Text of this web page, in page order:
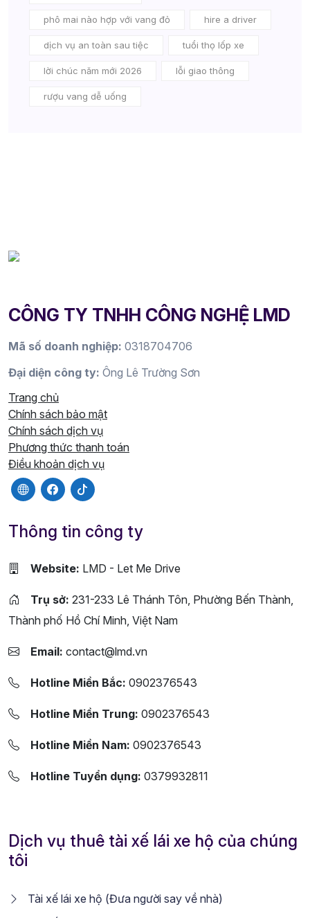
phô mai nào hợp với vang đỏ hire a driver
dịch vụ an toàn sau tiệc tuổi thọ lốp xe
lời chúc năm mới 2026 lỗi giao thông
rượu vang dễ uống
CÔNG TY TNHH CÔNG NGHỆ LMD
Mã số doanh nghiệp: 0318704706
Đại diện công ty: Ông Lê Trường Sơn
Trang chủ
Chính sách bảo mật
Chính sách dịch vụ
Phương thức thanh toán
Điều khoản dịch vụ
Thông tin công ty
Website: LMD - Let Me Drive
Trụ sở: 231-233 Lê Thánh Tôn, Phường Bến Thành,
Thành phố Hồ Chí Minh, Việt Nam
Email: contact@lmd.vn
Hotline Miền Bắc: 0902376543
Hotline Miền Trung: 0902376543
Hotline Miền Nam: 0902376543
Hotline Tuyển dụng: 0379932811
Dịch vụ thuê tài xế lái xe hộ của chúng
tôi
Tài xế lái xe hộ (Đưa người say về nhà)